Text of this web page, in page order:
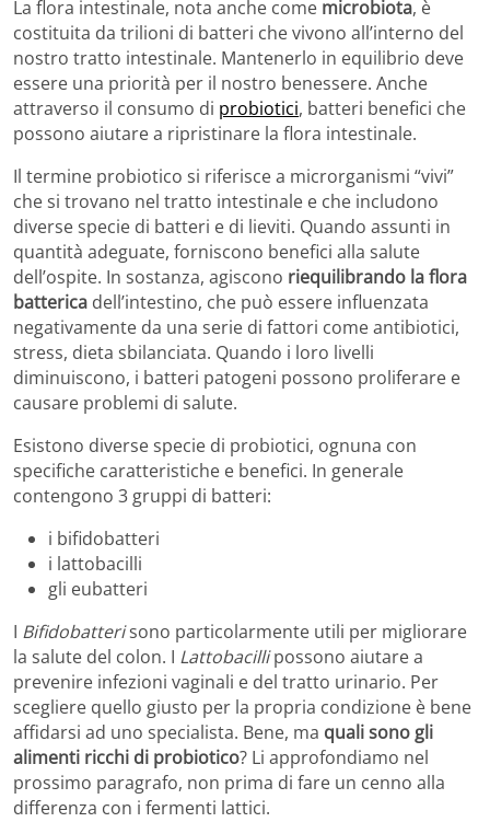
La flora intestinale, nota anche come microbiota, è
costituita da trilioni di batteri che vivono all’interno del
nostro tratto intestinale. Mantenerlo in equilibrio deve
essere una priorità per il nostro benessere. Anche
attraverso il consumo di probiotici, batteri benefici che
possono aiutare a ripristinare la flora intestinale.
Il termine probiotico si riferisce a microrganismi “vivi”
che si trovano nel tratto intestinale e che includono
diverse specie di batteri e di lieviti. Quando assunti in
quantità adeguate, forniscono benefici alla salute
dell’ospite. In sostanza, agiscono riequilibrando la flora
batterica dell’intestino, che può essere influenzata
negativamente da una serie di fattori come antibiotici,
stress, dieta sbilanciata. Quando i loro livelli
diminuiscono, i batteri patogeni possono proliferare e
causare problemi di salute.
Esistono diverse specie di probiotici, ognuna con
specifiche caratteristiche e benefici. In generale
contengono 3 gruppi di batteri:
i bifidobatteri
i lattobacilli
gli eubatteri
I Bifidobatterisono particolarmente utili per migliorare
la salute del colon. I Lattobacillipossono aiutare a
prevenire infezioni vaginali e del tratto urinario. Per
scegliere quello giusto per la propria condizione è bene
affidarsi ad uno specialista. Bene, ma quali sono gli
alimenti ricchi di probiotico? Li approfondiamo nel
prossimo paragrafo, non prima di fare un cenno alla
differenza con i fermenti lattici.